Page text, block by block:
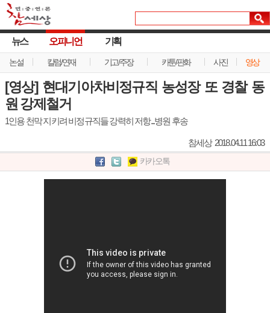
뉴스 오피니언
논설 칼럼/연재 기고/주장 카툰/판화 사진 영상
기획
[영상] 현대기아차비정규직 농성장 또 경찰 동
원 강제철거
1인용 천막 지키려 비정규직들 강력히 저항...병원 후송
참세상 2018.04.11 16:03
카카오톡